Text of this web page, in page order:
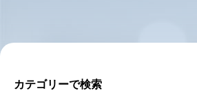
カテゴリーで検索